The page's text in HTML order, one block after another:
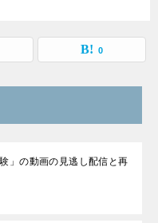
0
」の動画の見逃し配信と再